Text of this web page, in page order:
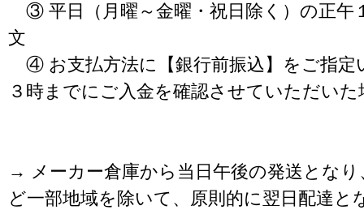
③ 平日（月曜～金曜・祝日除く）の正午
文
④ お支払方法に【銀行前振込】をご指定
３時までにご入金を確認させていただいた
→ メーカー倉庫から当日午後の発送となり
ど一部地域を除いて、原則的に翌日配達と